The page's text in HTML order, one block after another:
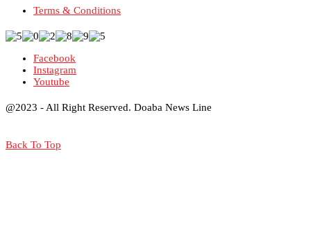
Terms & Conditions
Facebook
Instagram
Youtube
@2023 - All Right Reserved. Doaba News Line
Back To Top